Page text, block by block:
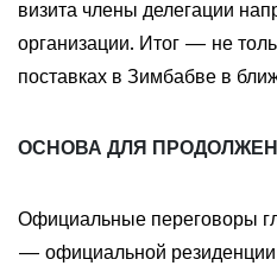
визита члены делегации
организации. Итог — не
поставках в Зимбабве в
ОСНОВА ДЛЯ
Официальные переговоры
— официальной резиденции